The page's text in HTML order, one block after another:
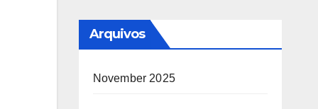
Arquivos
November 2025